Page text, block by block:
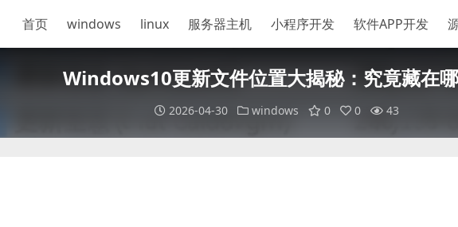
首页 windows linux 服务器主机 小程序开发 软件APP开发
Windows10更新文件位置大揭秘：究竟藏在
2026-04-30 windows 0 0 43